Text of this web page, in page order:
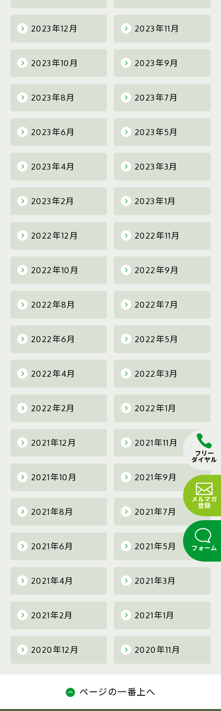
フリー
ダイヤル
メルマガ
登録
フォーム
2023年12月 2023年11月
2023年10月 2023年9月
2023年8月 2023年7月
2023年6月 2023年5月
2023年4月 2023年3月
2023年2月 2023年1月
2022年12月 2022年11月
2022年10月 2022年9月
2022年8月 2022年7月
2022年6月 2022年5月
2022年4月 2022年3月
2022年2月 2022年1月
2021年12月 2021年11月
2021年10月 2021年9月
2021年8月 2021年7月
2021年6月 2021年5月
2021年4月 2021年3月
2021年2月 2021年1月
2020年12月 2020年11月
ページの一番上へ